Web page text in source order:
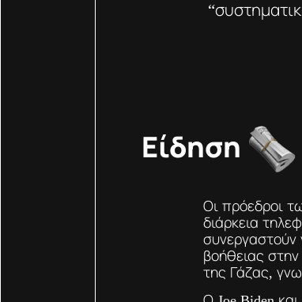
Είδηση
Οι πρόεδροι
διάρκεια
συνεργαστούν
βοήθειας
της Γάζας,